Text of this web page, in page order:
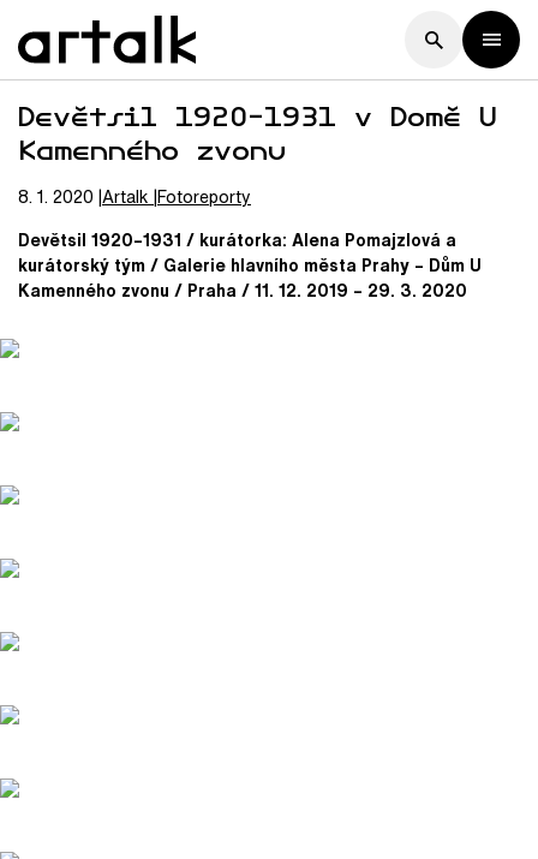
Devětsil 1920–1931 v Domě U
Kamenného zvonu
8. 1. 2020 Artalk Fotoreporty
Devětsil 1920–1931 / kurátorka: Alena Pomajzlová a
kurátorský tým / Galerie hlavního města Prahy – Dům U
Kamenného zvonu / Praha / 11. 12. 2019 – 29. 3. 2020